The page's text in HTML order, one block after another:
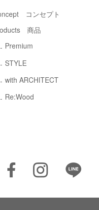
コンセプト
商品
Premium
STYLE
with ARCHITECT
Re:Wood